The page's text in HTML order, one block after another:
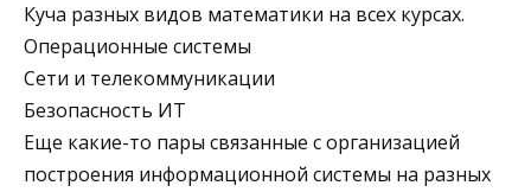
Куча разных видов математики на всех курсах.
Операционные системы
Сети и телекоммуникации
Безопасность ИТ
Еще какие-то пары связанные с организацией
построения информационной системы на разных